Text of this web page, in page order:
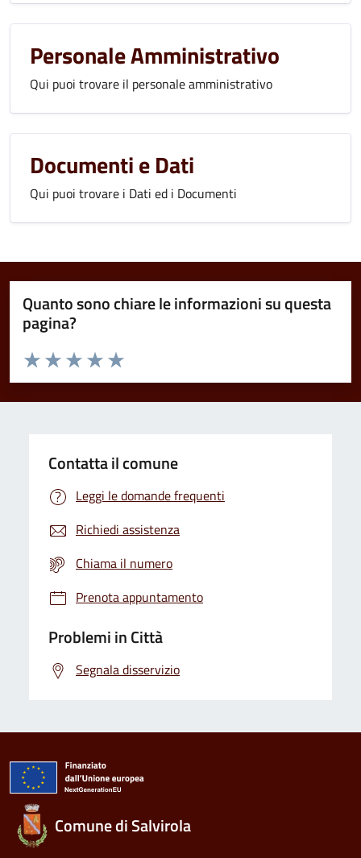
Personale Amministrativo
Qui puoi trovare il personale amministrativo
Documenti e Dati
Qui puoi trovare i Dati ed i Documenti
Quanto sono chiare le informazioni su questa
pagina?
Domanda
Valuta da 1 a 5 stelle la pagina
Valuta 5 stelle su 5
Valuta 4 stelle su 5
Valuta 3 stelle su 5
Valuta 2 stelle su 5
Valuta 1 stelle su 5
Contatta il comune
Leggi le domande frequenti
Richiedi assistenza
Chiama il numero
Prenota appuntamento
Problemi in Città
Segnala disservizio
Comune di Salvirola